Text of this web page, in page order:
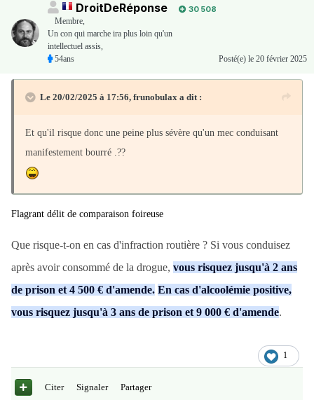
DroitDeRéponse
30 508
Membre,
Un con qui marche ira plus loin qu'un
intellectuel assis,
54ans
Posté(e) le 20 février 2025
Le 20/02/2025 à 17:56, frunobulax a dit :
Et qu'il risque donc une peine plus sévère qu'un mec conduisant
manifestement bourré .??
Flagrant délit de comparaison foireuse
Que risque-t-on en cas d'infraction routière ? Si vous conduisez
après avoir consommé de la drogue, vous risquez jusqu'à 2 ans
de prison et 4 500 € d'amende. En cas d'alcoolémie positive,
vous risquez jusqu'à 3 ans de prison et 9 000 € d'amende.
1
Citer Signaler Partager